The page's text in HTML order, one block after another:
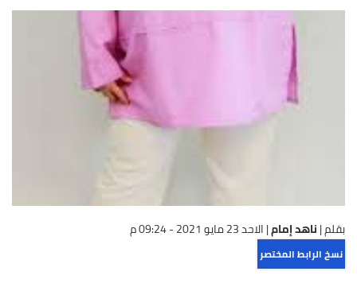
بقلم |ناهد إمام|الاحد 23 مايو 2021 - 09:24 م
نسخ الرابط المختصر